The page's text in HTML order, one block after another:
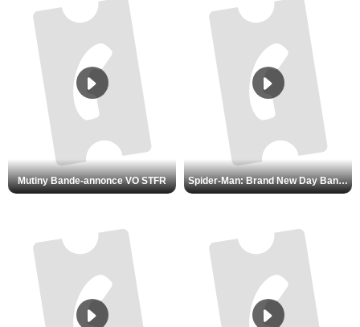
Mutiny Bande-annonce VO STFR Spider-Man: Brand New Day Bande-annonce VO STFR